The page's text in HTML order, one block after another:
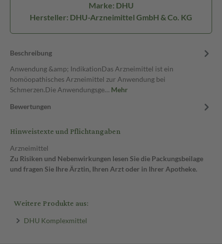
Marke: DHU
Hersteller: DHU-Arzneimittel GmbH & Co. KG
Beschreibung
Anwendung &amp; IndikationDas Arzneimittel ist ein
homöopathisches Arzneimittel zur Anwendung bei
Schmerzen.Die Anwendungsge… Mehr
Bewertungen
Hinweistexte und Pflichtangaben
Arzneimittel
Zu Risiken und Nebenwirkungen lesen Sie die Packungsbeilage
und fragen Sie Ihre Ärztin, Ihren Arzt oder in Ihrer Apotheke.
Weitere Produkte aus:
DHU Komplexmittel